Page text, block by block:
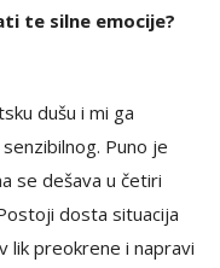
te silne emocije?
dušu i mi ga
Puno je
se dešava u četiri
dosta situacija
lik preokrene i napravi